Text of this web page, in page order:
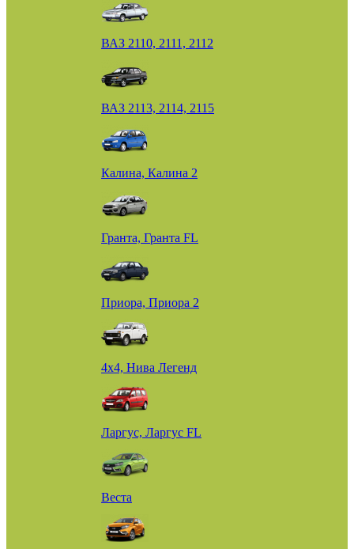
ВАЗ 2110, 2111, 2112
ВАЗ 2113, 2114, 2115
Калина, Калина 2
Гранта, Гранта FL
Приора, Приора 2
4х4, Нива Легенд
Ларгус, Ларгус FL
Веста